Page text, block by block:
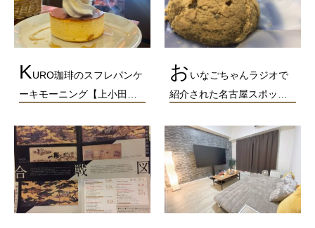
KURO珈琲のスフレパンケ
ーキモーニング【上小田…
おいなごちゃんラジオで
紹介された名古屋スポッ…